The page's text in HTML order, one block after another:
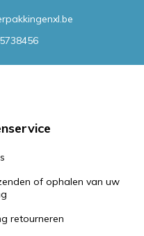
of ophalen van uw
retourneren